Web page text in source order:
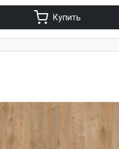
Купить